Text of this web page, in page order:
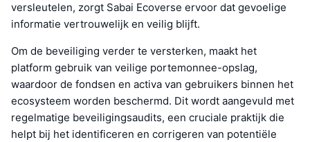
versleutelen, zorgt Sabai Ecoverse ervoor dat gevoelige
informatie vertrouwelijk en veilig blijft.
Om de beveiliging verder te versterken, maakt het
platform gebruik van veilige portemonnee-opslag,
waardoor de fondsen en activa van gebruikers binnen het
ecosysteem worden beschermd. Dit wordt aangevuld met
regelmatige beveiligingsaudits, een cruciale praktijk die
helpt bij het identificeren en corrigeren van potentiële